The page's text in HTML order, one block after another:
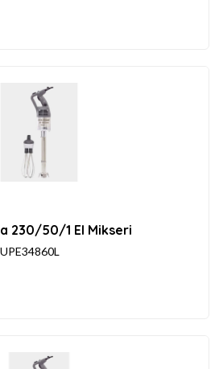
230/50/1 El Mikseri